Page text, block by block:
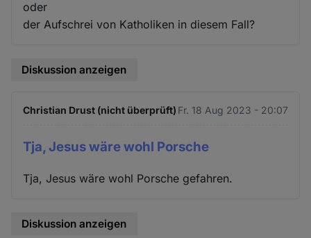
oder
der Aufschrei von Katholiken in diesem Fall?
Diskussion anzeigen
Christian Drust (nicht überprüft) Fr. 18 Aug 2023 - 20:07
Tja, Jesus wäre wohl Porsche
Tja, Jesus wäre wohl Porsche gefahren.
Diskussion anzeigen